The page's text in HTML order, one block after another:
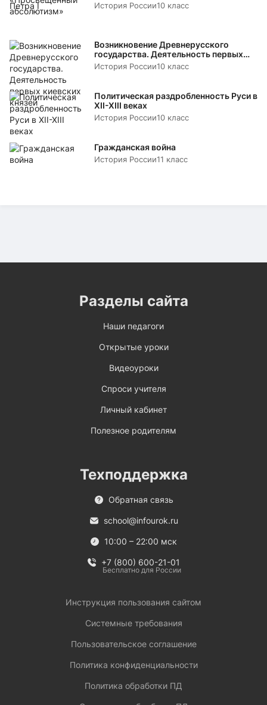
История России10 класс
Возникновение Древнерусского
государства. Деятельность первых
киевских князей
История России10 класс
Политическая раздробленность Руси в
XII-XIII веках
История России10 класс
Гражданская война
История России11 класс
Разделы сайта
Наши педагоги
Открытые уроки
Видеоуроки
Спроси учителя
Личный кабинет
Полезное родителям
Техподдержка
Обратная связь
school@infourok.ru
10:00 – 22:00 мск
+7 (800) 600-21-01
Бесплатно для России
Инструкция пользования сайтом
Системные требования
Пользовательское соглашение
Политика конфиденциальности
Политика обработки ПД